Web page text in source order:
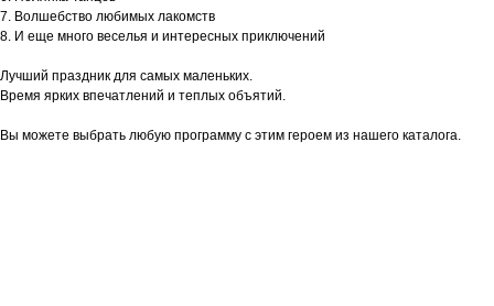
7. ⁠Волшебство любимых лакомств
8. ⁠И еще много веселья и интересных приключений
Лучший праздник для самых маленьких.
Время ярких впечатлений и теплых объятий.
Вы можете выбрать любую программу с этим героем из нашего каталога.